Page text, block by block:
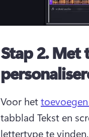
Stap 2.Met
Voor het
tabblad Tekst en
lettertype te vinden.